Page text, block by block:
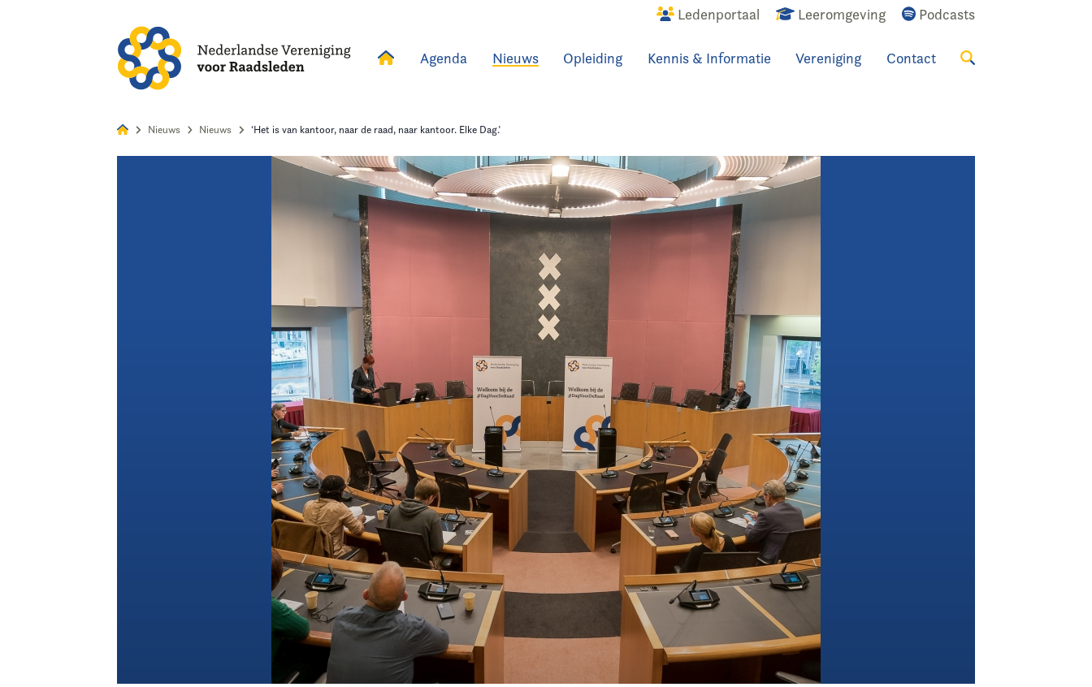
Ledenportaal Leeromgeving Podcasts
Agenda Nieuws Opleiding Kennis & Informatie Vereniging Contact
Nieuws Nieuws ‘Het is van kantoor, naar de raad, naar kantoor. Elke Dag.’